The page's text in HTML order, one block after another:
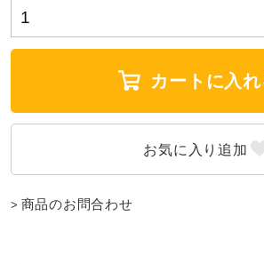
ウィンタースポーツ
ワーキング
カートに入れ
商品のお問合わせ